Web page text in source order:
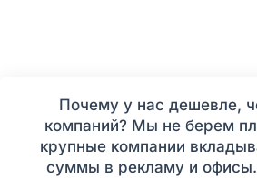
Почему у нас дешевле,
компаний? Мы не берем
крупные компании
суммы в рекламу и